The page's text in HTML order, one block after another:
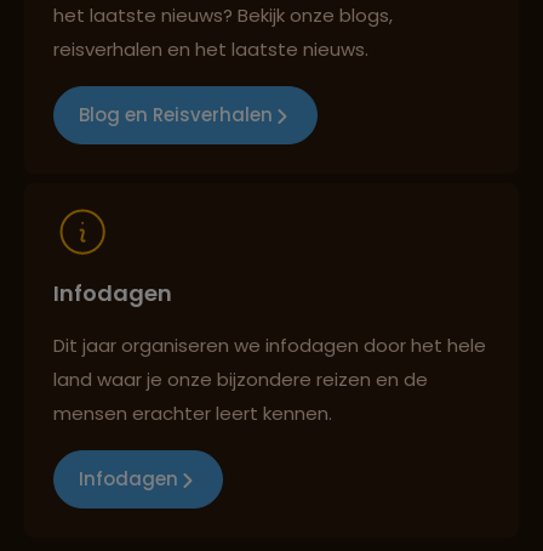
Best beoordeelde reisroutes
het laatste nieuws? Bekijk onze blogs,
reisverhalen en het laatste nieuws.
Blog en Reisverhalen
Infodagen
Dit jaar organiseren we infodagen door het hele
land waar je onze bijzondere reizen en de
mensen erachter leert kennen.
Infodagen